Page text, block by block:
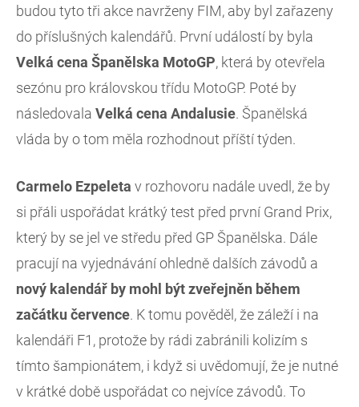
budou tyto tři akce navrženy FIM, aby byl zařazeny
do příslušných kalendářů. První událostí by byla
Velká cena Španělska MotoGP, která by otevřela
sezónu pro královskou třídu MotoGP. Poté by
následovala Velká cena Andalusie. Španělská
vláda by o tom měla rozhodnout příští týden.
Carmelo Ezpeleta v rozhovoru nadále uvedl, že by
si přáli uspořádat krátký test před první Grand Prix,
který by se jel ve středu před GP Španělska. Dále
pracují na vyjednávání ohledně dalších závodů a
nový kalendář by mohl být zveřejněn během
začátku července. K tomu pověděl, že záleží i na
kalendáři F1, protože by rádi zabránili kolizím s
tímto šampionátem, i když si uvědomují, že je nutné
v krátké době uspořádat co nejvíce závodů. To